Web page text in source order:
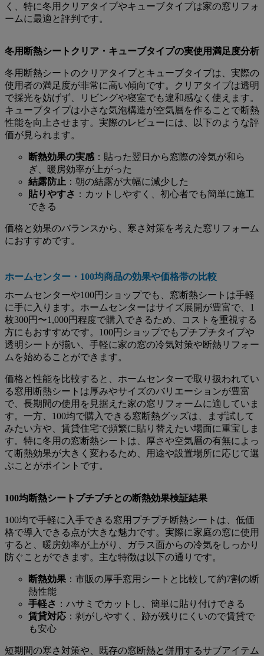
く、特に冬用クリアタイプやキューブタイプは家の窓リフォ
ームに最適と評判です。
冬用断熱シートクリア・キューブタイプの実使用満足度分析
冬用断熱シートのクリアタイプとキューブタイプは、実際の
使用者の満足度が非常に高い傾向です。クリアタイプは透明
で採光を妨げず、リビングや寝室でも違和感なく使えます。
キューブタイプは小さな気泡構造が空気層を作ることで断熱
性能を向上させます。実際のレビューには、以下のような評
価が見られます。
断熱効果の実感 ：貼った翌日から窓際の冷気が和ら
ぎ、暖房効率が上がった
結露防止 ：朝の結露が大幅に減少した
貼りやすさ ：カットしやすく、初心者でも簡単に施工
できる
価格と効果のバランスから、寒さ対策を考えた窓リフォーム
におすすめです。
ホームセンター・100均商品の効果や価格帯の比較
ホームセンターや100円ショップでも、窓断熱シートは手軽
に手に入ります。ホームセンターはサイズ展開が豊富で、1
枚300円〜1,000円程度で購入できるため、コストを重視する
方にもおすすめです。100円ショップでもプチプチタイプや
透明シートが揃い、手軽に家の窓の冷気対策や断熱リフォー
ムを始めることができます。
価格と性能を比較すると、ホームセンターで取り扱われてい
る窓用断熱シートは厚みやサイズのバリエーションが豊富
で、長期間の使用を見据えた家の窓リフォームに適していま
す。一方、100均で購入できる窓断熱グッズは、まず試して
みたい方や、賃貸住宅で頻繁に貼り替えたい場面に重宝しま
す。特に冬用の窓断熱シートは、厚さや空気層の有無によっ
て断熱効果が大きく変わるため、用途や設置場所に応じて選
ぶことがポイントです。
100均断熱シートプチプチとの断熱効果検証結果
100均で手軽に入手できる窓用プチプチ断熱シートは、低価
格で導入できる点が大きな魅力です。実際に家庭の窓に使用
すると、暖房効率が上がり、ガラス面からの冷気をしっかり
防ぐことができます。主な特徴は以下の通りです。
断熱効果 ：市販の厚手窓用シートと比較して約7割の断
熱性能
手軽さ ：ハサミでカットし、簡単に貼り付けできる
賃貸対応 ：剥がしやすく、跡が残りにくいので賃貸で
も安心
短期間の寒さ対策や、既存の窓断熱と併用するサブアイテム